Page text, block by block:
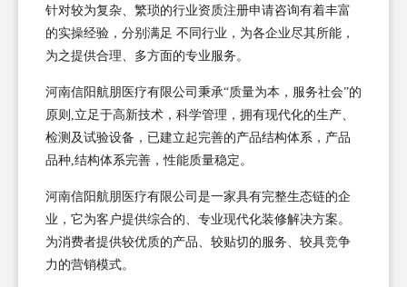
针对较为复杂、繁琐的行业资质注册申请咨询有着丰富
的实操经验，分别满足 不同行业，为各企业尽其所能，
为之提供合理、多方面的专业服务。
河南信阳航朋医疗有限公司秉承“质量为本，服务社会”的
原则,立足于高新技术，科学管理，拥有现代化的生产、
检测及试验设备，已建立起完善的产品结构体系，产品
品种,结构体系完善，性能质量稳定。
河南信阳航朋医疗有限公司是一家具有完整生态链的企
业，它为客户提供综合的、专业现代化装修解决方案。
为消费者提供较优质的产品、较贴切的服务、较具竞争
力的营销模式。